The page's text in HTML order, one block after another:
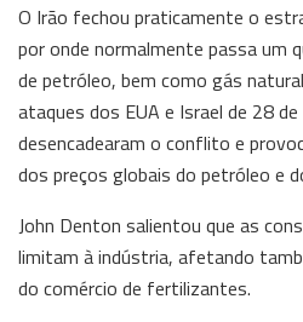
O Irão fechou praticamente o
por onde normalmente passa um
de petróleo, bem como gás
ataques dos EUA e Israel de 28
desencadearam o conflito e
dos preços globais do petróleo e
John Denton salientou que as
limitam à indústria, afetando
do comércio de fertilizantes.